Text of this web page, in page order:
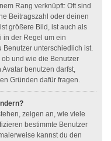
Rang verknüpft: Oft sind
Beitragszahl oder deinen
größere Bild, ist auch als
in der Regel um ein
Benutzer unterschiedlich ist.
und wie die Benutzer
benutzen darfst,
Gründen dafür fragen.
zeigen an, wie viele
bestimmte Benutzer
kannst du den